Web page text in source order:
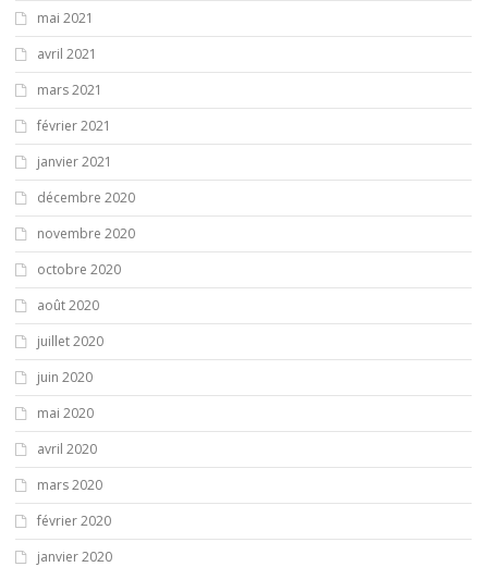
mai 2021
avril 2021
mars 2021
février 2021
janvier 2021
décembre 2020
novembre 2020
octobre 2020
août 2020
juillet 2020
juin 2020
mai 2020
avril 2020
mars 2020
février 2020
janvier 2020